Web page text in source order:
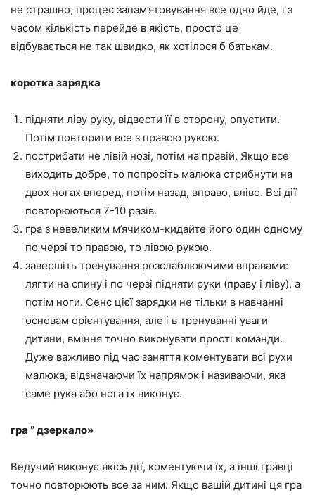
не страшно, процес запам’ятовування все одно йде, і з
часом кількість перейде в якість, просто це
відбувається не так швидко, як хотілося б батькам.
коротка зарядка
підняти ліву руку, відвести її в сторону, опустити.
Потім повторити все з правою рукою.
пострибати не лівій нозі, потім на правій. Якщо все
виходить добре, то попросіть малюка стрибнути на
двох ногах вперед, потім назад, вправо, вліво. Всі дії
повторюються 7-10 разів.
гра з невеликим м’ячиком-кидайте його один одному
по черзі то правою, то лівою рукою.
завершіть тренування розслаблюючими вправами:
лягти на спину і по черзі підняти руки (праву і ліву), а
потім ноги. Сенс цієї зарядки не тільки в навчанні
основам орієнтування, але і в тренуванні уваги
дитини, вміння точно виконувати прості команди.
Дуже важливо під час заняття коментувати всі рухи
малюка, відзначаючи їх напрямок і називаючи, яка
саме рука або нога їх виконує.
гра ” дзеркало»
Ведучий виконує якісь дії, коментуючи їх, а інші гравці
точно повторюють все за ним. Якщо вашій дитині ця гра